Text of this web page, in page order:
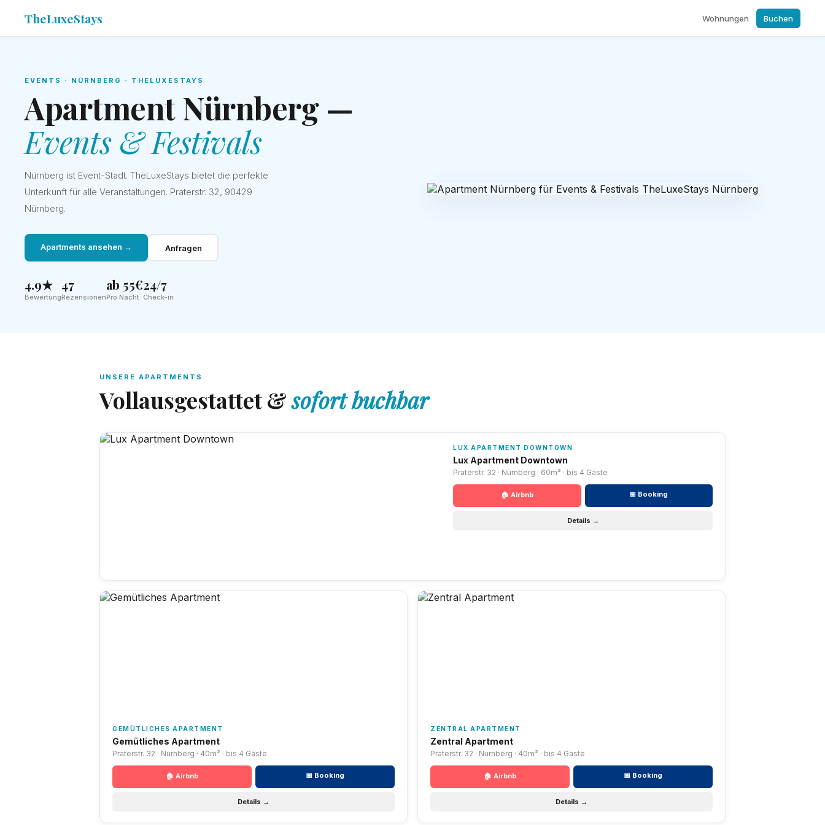
TheLuxeStays Wohnungen Buchen
EVENTS · NÜRNBERG · THELUXESTAYS
Apartment Nürnberg —
Events & Festivals
Nürnberg ist Event-Stadt. TheLuxeStays bietet die perfekte
Unterkunft für alle Veranstaltungen. Praterstr. 32, 90429
Nürnberg.
Apartments ansehen → Anfragen
4.9★
Bewertung
47
Rezensionen
ab 55€
Pro Nacht
24/7
Check-in
UNSERE APARTMENTS
Vollausgestattet &sofort buchbar
LUX APARTMENT DOWNTOWN
Lux Apartment Downtown
Praterstr. 32 · Nürnberg · 60m² · bis 4 Gäste
🏠 Airbnb 📅 Booking
Details →
GEMÜTLICHES APARTMENT
Gemütliches Apartment
Praterstr. 32 · Nürnberg · 40m² · bis 4 Gäste
🏠 Airbnb 📅 Booking
Details →
ZENTRAL APARTMENT
Zentral Apartment
Praterstr. 32 · Nürnberg · 40m² · bis 4 Gäste
🏠 Airbnb 📅 Booking
Details →